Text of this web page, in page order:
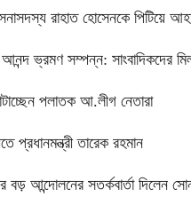
রাহাত হোসেনকে পিটিয়ে
ভ্রমণ সম্পন্ন: সাংবাদিকদের
পলাতক আ.লীগ নেতারা
প্রধানমন্ত্রী তারেক রহমান
বড় আন্দোলনের সতর্কবার্তা দিলেন